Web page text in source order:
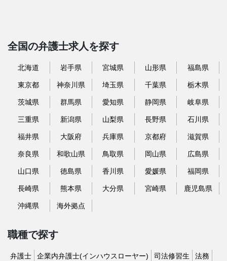
全国の弁護士求人を探す
北海道 岩手県 宮城県 山形県 福島県
東京都 神奈川県 埼玉県 千葉県 栃木県
茨城県 群馬県 愛知県 静岡県 岐阜県
三重県 新潟県 山梨県 長野県 石川県
福井県 大阪府 兵庫県 京都府 滋賀県
奈良県 和歌山県 鳥取県 岡山県 広島県
山口県 徳島県 香川県 愛媛県 福岡県
長崎県 熊本県 大分県 宮崎県 鹿児島県
沖縄県 海外拠点
職種で探す
弁護士 企業内弁護士(インハウスローヤー) 司法修習生
法務